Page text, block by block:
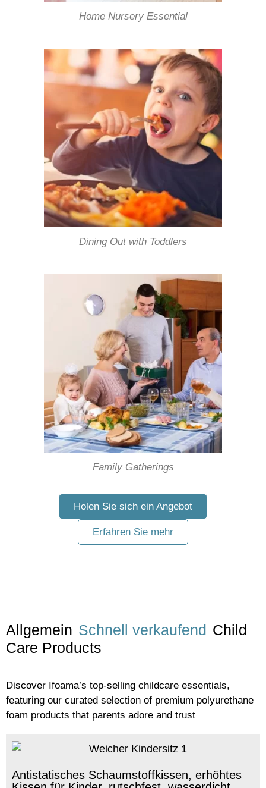
Home Nursery Essential
Dining Out with Toddlers
Family Gatherings
Holen Sie sich ein Angebot
Erfahren Sie mehr
Allgemein Schnell verkaufend Child
Care Products
Discover Ifoama’s top-selling childcare essentials,
featuring our curated selection of premium polyurethane
foam products that parents adore and trust
Antistatisches Schaumstoffkissen, erhöhtes